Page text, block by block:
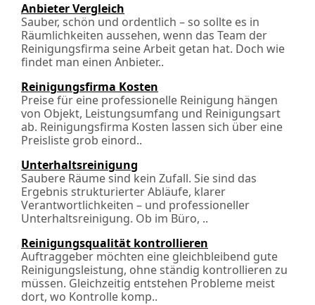
Anbieter Vergleich
Sauber, schön und ordentlich – so sollte es in
Räumlichkeiten aussehen, wenn das Team der
Reinigungsfirma seine Arbeit getan hat. Doch wie
findet man einen Anbieter..
Reinigungsfirma Kosten
Preise für eine professionelle Reinigung hängen
von Objekt, Leistungsumfang und Reinigungsart
ab. Reinigungsfirma Kosten lassen sich über eine
Preisliste grob einord..
Unterhaltsreinigung
Saubere Räume sind kein Zufall. Sie sind das
Ergebnis strukturierter Abläufe, klarer
Verantwortlichkeiten – und professioneller
Unterhaltsreinigung. Ob im Büro, ..
Reinigungsqualität kontrollieren
Auftraggeber möchten eine gleichbleibend gute
Reinigungsleistung, ohne ständig kontrollieren zu
müssen. Gleichzeitig entstehen Probleme meist
dort, wo Kontrolle komp..